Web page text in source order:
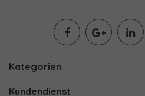
Kategorien
Kundendienst